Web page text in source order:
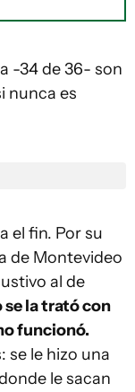
-34 de 36- son
nunca es
el fin. Por su
de Montevideo
al de
se la trató con
funcionó.
se le hizo una
le sacan